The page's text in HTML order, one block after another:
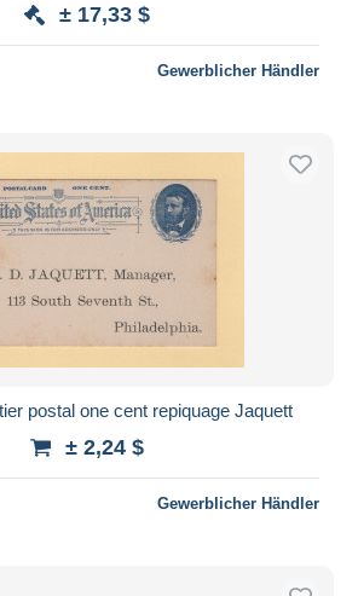
± 17,33 $
Gewerblicher Händler
postal one cent repiquage Jaquett
± 2,24 $
Gewerblicher Händler